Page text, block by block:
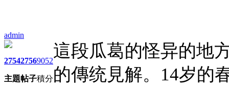
admin
2754
主題
2756
帖子
9052
積分
這段瓜葛的怪异的地
的傳统見解。14岁的